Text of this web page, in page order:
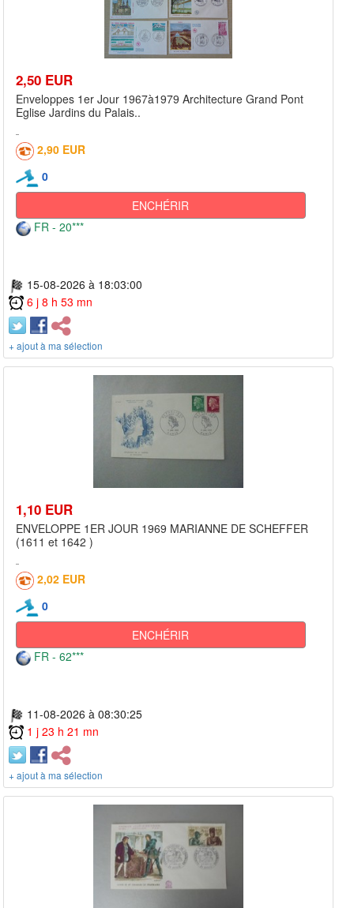
2,50 EUR
Enveloppes 1er Jour 1967à1979 Architecture Grand Pont
Eglise Jardins du Palais..
2,90 EUR
0
ENCHÉRIR
FR - 20***
15-08-2026 à 18:03:00
6 j 8 h 53 mn
+ ajout à ma sélection
1,10 EUR
ENVELOPPE 1ER JOUR 1969 MARIANNE DE SCHEFFER
(1611 et 1642 )
2,02 EUR
0
ENCHÉRIR
FR - 62***
11-08-2026 à 08:30:25
1 j 23 h 21 mn
+ ajout à ma sélection